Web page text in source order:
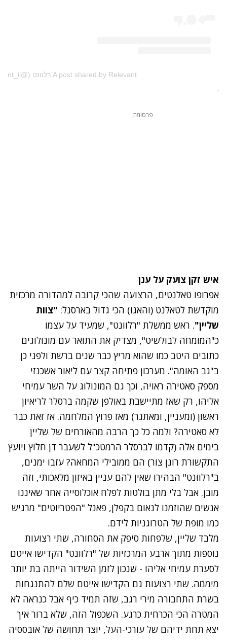
A post shared by Relevant רלוונט (@relevant_il)
פרסומת
איש זקן צועק על ענן
אפרופו טאלנטים, הרצועה שהכי קרובה למהדורה מרכזית
מוקדשת לטאלנט (והאגו) הכי גדול בארסנל: "צוות
שליין". ראש ממשלת "רלוונט", שמעיד על עצמו
כ"המומחה לבולשיט", מצדיק את התואר עם מונולוגים
כתובים היטב כמו שהוא מריץ כבר שנים ברשת ולפני כן
ב"גב האומה". מערכון פתיחה קצר עם ליאור אשכנזי
מספק סאטירה ראויה, וכך גם המונולוג על השר עמיחי
אליהו, רק שאז מתיישבת באולפן שקמה ברסלר לריאיון
ראשון (ומעניין, ומאתגר) מאז פרוץ המלחמה. אז זאת כבר
לא סאטירה? ולמה כל כך הרבה מהאורחים של שליין
בימים אלה (קדמו לברסלר הרמטכ"ל לשעבר דן חלוץ ויועץ
התקשורת רונן צור) הם ממובילי המחאה? עזבו ימנים,
ב"רלוונט" הבהירו שאין להם עניין באיזון מלאכותי, וזה
מובן. אבל בלי מתן בולטות לפלח אוכלוסייה אחר שאיננו
אנשים שהוזמנו לנאום בקפלן, פאנל "הפטריוטים" מרגיש
כמו מופת של הטרוגניות לידם.
מלבד שליין, שלפחות סיפק את הסחורה, שתי רצועות
נוספות מתוך ארבע המרכזיות של "רלוונט" הקדישו אייטם
לסערת עמיחי אליהו - שנכון לזמן השידור הייתה בת יותר
מיממה. שתי רצועות גם הקדישו אייטם שלם להתנגחות
בשרת התחבורה מירי רגב, שזה תמיד כיף אבל כנראה לא
המטרה הכי הכרחית כרגע. השכפול הזה, שלא ברור איך
יצא תחת ידיהם של עורכי-העל, יוצר תחושה של אובססיה